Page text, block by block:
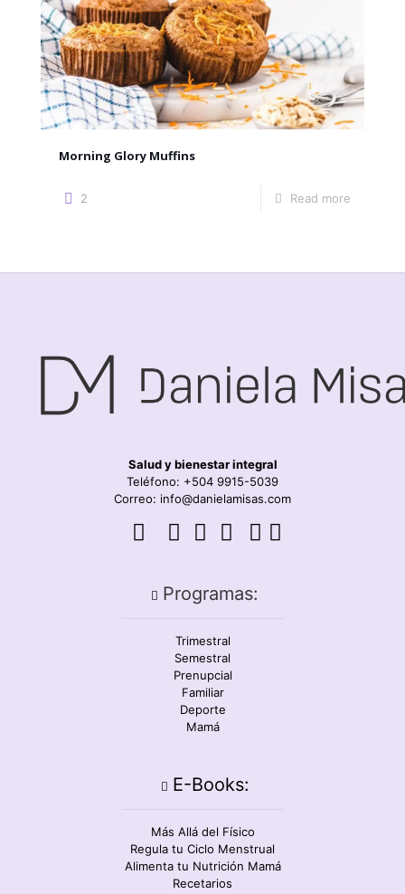
Morning Glory Muffins
2 Read more
Salud y bienestar integral
Teléfono: +504 9915-5039
Correo: info@danielamisas.com
Programas:
Trimestral
Semestral
Prenupcial
Familiar
Deporte
Mamá
E-Books:
Más Allá del Físico
Regula tu Ciclo Menstrual
Alimenta tu Nutrición Mamá
Recetarios